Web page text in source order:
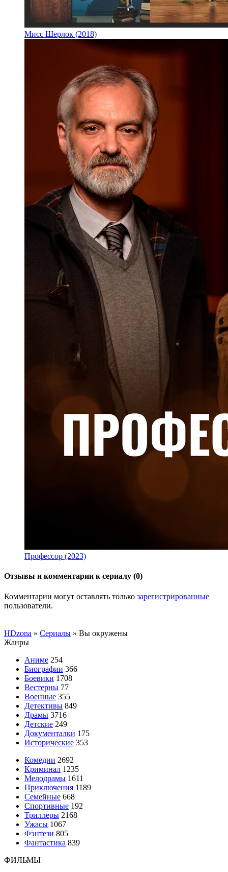
Мисс Шерлок (2018)
Профессор (2023)
Отзывы и комментарии к сериалу (0)
Комментарии могут оставлять только зарегистрированные
пользователи.
HDzona » Сериалы » Вы окружены
Жанры
Аниме 254
Биографии 366
Боевики 1708
Вестерны 77
Военные 355
Детективы 849
Драмы 3716
Детские 249
Документалки 175
Исторические 353
Комедии 2692
Криминал 1235
Мелодрамы 1611
Приключения 1189
Семейные 668
Спортивные 192
Триллеры 2168
Ужасы 1067
Фэнтези 805
Фантастика 839
ФИЛЬМЫ